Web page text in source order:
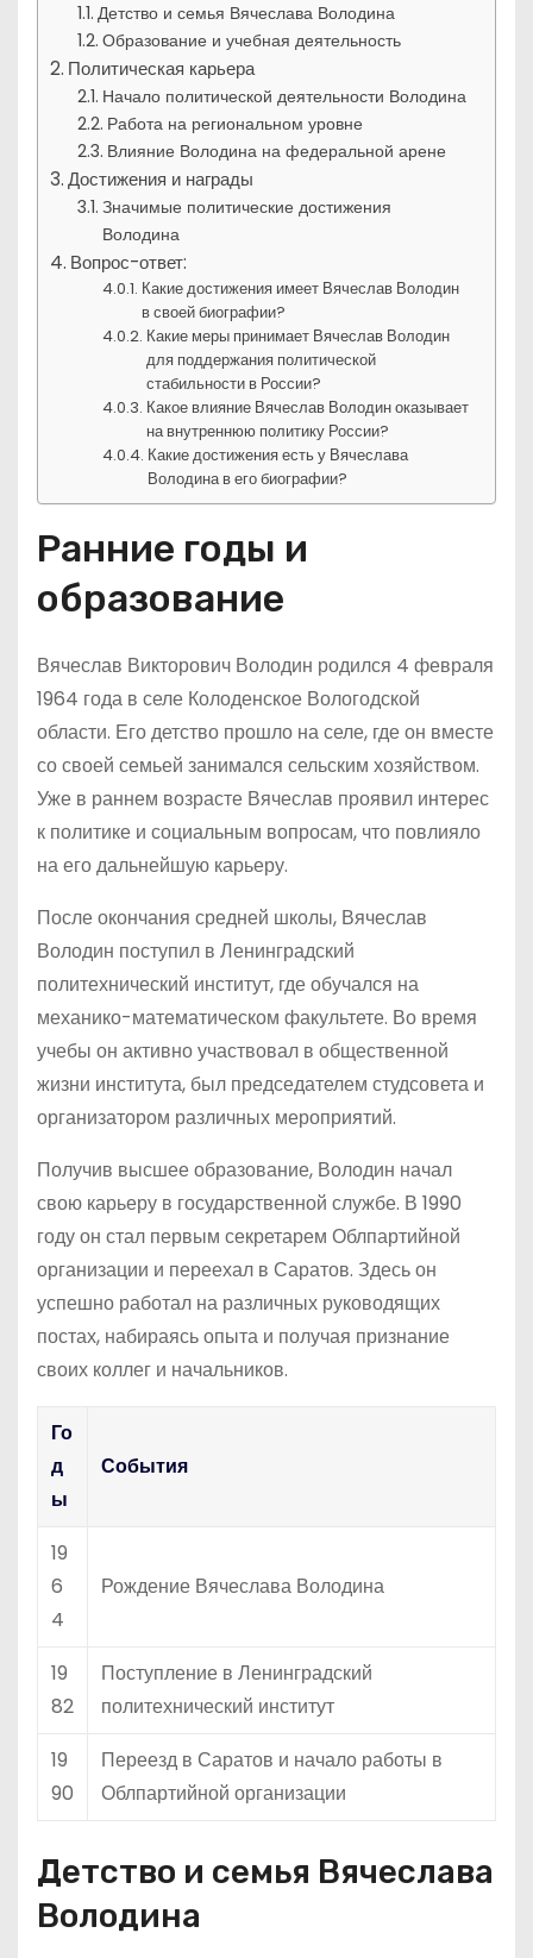
Детство и семья Вячеслава Володина
Образование и учебная деятельность
Политическая карьера
Начало политической деятельности Володина
Работа на региональном уровне
Влияние Володина на федеральной арене
Достижения и награды
Значимые политические достижения
Володина
Вопрос-ответ:
Какие достижения имеет Вячеслав Володин
в своей биографии?
Какие меры принимает Вячеслав Володин
для поддержания политической
стабильности в России?
Какое влияние Вячеслав Володин оказывает
на внутреннюю политику России?
Какие достижения есть у Вячеслава
Володина в его биографии?
Ранние годы и
образование
Вячеслав Викторович Володин родился 4 февраля
1964 года в селе Колоденское Вологодской
области. Его детство прошло на селе, где он вместе
со своей семьей занимался сельским хозяйством.
Уже в раннем возрасте Вячеслав проявил интерес
к политике и социальным вопросам, что повлияло
на его дальнейшую карьеру.
После окончания средней школы, Вячеслав
Володин поступил в Ленинградский
политехнический институт, где обучался на
механико-математическом факультете. Во время
учебы он активно участвовал в общественной
жизни института, был председателем студсовета и
организатором различных мероприятий.
Получив высшее образование, Володин начал
свою карьеру в государственной службе. В 1990
году он стал первым секретарем Облпартийной
организации и переехал в Саратов. Здесь он
успешно работал на различных руководящих
постах, набираясь опыта и получая признание
своих коллег и начальников.
Го
д
ы
События
19
6
4
Рождение Вячеслава Володина
19
82
Поступление в Ленинградский
политехнический институт
19
90
Переезд в Саратов и начало работы в
Облпартийной организации
Детство и семья Вячеслава
Володина